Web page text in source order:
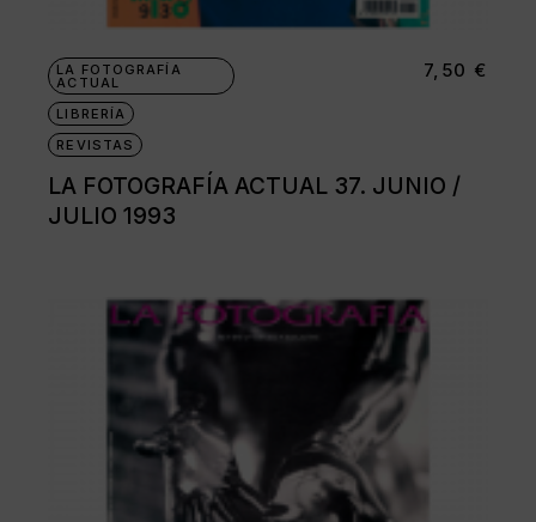
LA FOTOGRAFÍA
ACTUAL
LIBRERÍA
REVISTAS
LA FOTOGRAFÍA ACTUAL 37. JUNIO /
JULIO 1993
7,50 €